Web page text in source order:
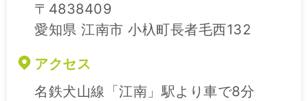
〒4838409
愛知県 江南市 小杁町長者毛西132
アクセス
名鉄犬山線「江南」駅より車で8分